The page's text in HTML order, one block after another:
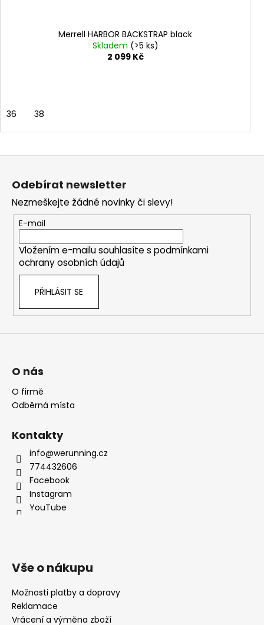
Merrell HARBOR BACKSTRAP black
Skladem (>5 ks)
2 099 Kč
36 38
Odebírat newsletter
Nezmeškejte žádné novinky či slevy!
E-mail
Vložením e-mailu souhlasíte s podmínkami
ochrany osobních údajů
PŘIHLÁSIT SE
O nás
O firmě
Odběrná místa
Kontakty
info@werunning.cz
774432606
Facebook
Instagram
YouTube
Vše o nákupu
Možnosti platby a dopravy
Reklamace
Vrácení a výměna zboží